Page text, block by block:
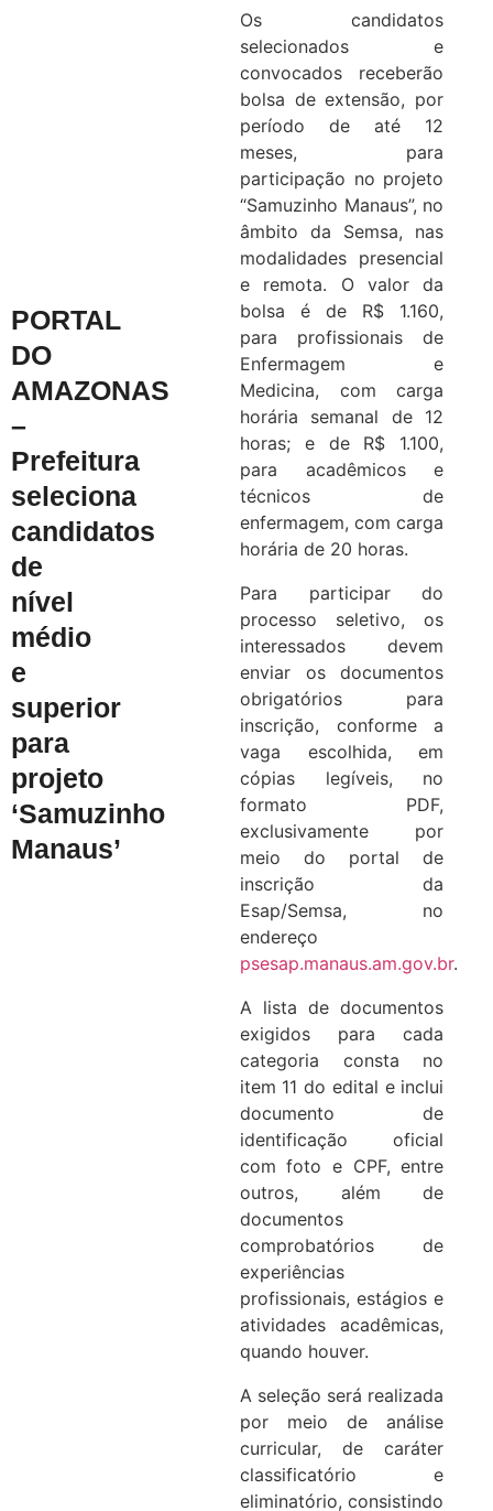
PORTAL
DO
AMAZONAS
–
Prefeitura
seleciona
candidatos
de
nível
médio
e
superior
para
projeto
‘Samuzinho
Manaus’
Os candidatos
selecionados e
convocados receberão
bolsa de extensão, por
período de até 12
meses, para
participação no projeto
“Samuzinho Manaus”, no
âmbito da Semsa, nas
modalidades presencial
e remota. O valor da
bolsa é de R$ 1.160,
para profissionais de
Enfermagem e
Medicina, com carga
horária semanal de 12
horas; e de R$ 1.100,
para acadêmicos e
técnicos de
enfermagem, com carga
horária de 20 horas.
Para participar do
processo seletivo, os
interessados devem
enviar os documentos
obrigatórios para
inscrição, conforme a
vaga escolhida, em
cópias legíveis, no
formato PDF,
exclusivamente por
meio do portal de
inscrição da
Esap/Semsa, no
endereço
psesap.manaus.am.gov.br.
A lista de documentos
exigidos para cada
categoria consta no
item 11 do edital e inclui
documento de
identificação oficial
com foto e CPF, entre
outros, além de
documentos
comprobatórios de
experiências
profissionais, estágios e
atividades acadêmicas,
quando houver.
A seleção será realizada
por meio de análise
curricular, de caráter
classificatório e
eliminatório, consistindo